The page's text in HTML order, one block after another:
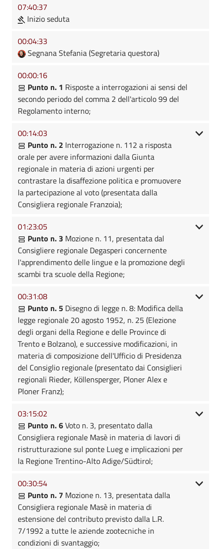
07:40:37
Inizio seduta
00:04:33
Segnana Stefania (Segretaria questora)
00:00:16
Punto n. 1 Risposte a interrogazioni ai sensi del
secondo periodo del comma 2 dell'articolo 99 del
Regolamento interno;
00:14:03
Punto n. 2 Interrogazione n. 112 a risposta
orale per avere informazioni dalla Giunta
regionale in materia di azioni urgenti per
contrastare la disaffezione politica e promuovere
la partecipazione al voto (presentata dalla
Consigliera regionale Franzoia);
01:23:05
Punto n. 3 Mozione n. 11, presentata dal
Consigliere regionale Degasperi concernente
l'apprendimento delle lingue e la promozione degli
scambi tra scuole della Regione;
00:31:08
Punto n. 5 Disegno di legge n. 8: Modifica della
legge regionale 20 agosto 1952, n. 25 (Elezione
degli organi della Regione e delle Province di
Trento e Bolzano), e successive modificazioni, in
materia di composizione dell'Ufficio di Presidenza
del Consiglio regionale (presentato dai Consiglieri
regionali Rieder, Köllensperger, Ploner Alex e
Ploner Franz);
03:15:02
Punto n. 6Voto n. 3, presentato dalla
Consigliera regionale Masè in materia di lavori di
ristrutturazione sul ponte Lueg e implicazioni per
la Regione Trentino-Alto Adige/Südtirol;
00:30:54
Punto n. 7 Mozione n. 13, presentata dalla
Consigliera regionale Masè in materia di
estensione del contributo previsto dalla L.R.
7/1992 a tutte le aziende zootecniche in
condizioni di svantaggio;